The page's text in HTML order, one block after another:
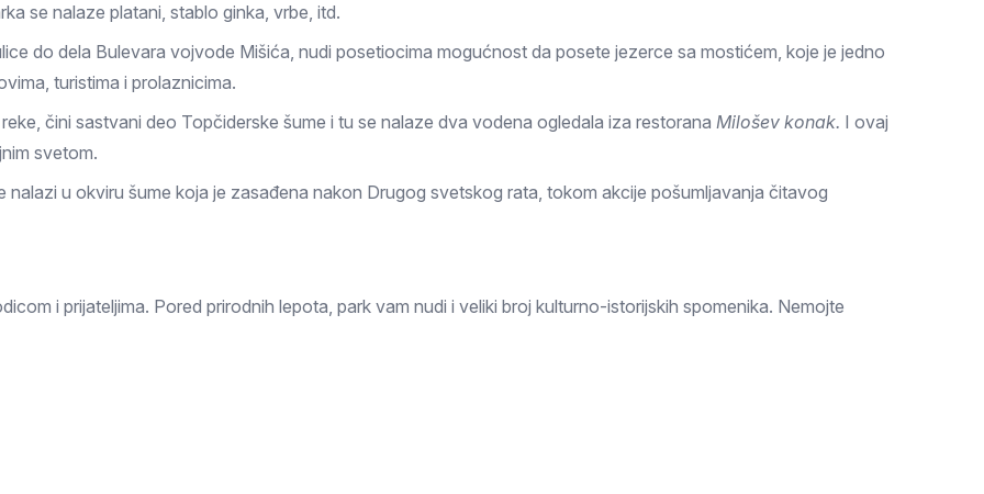
se nalaze platani, stablo ginka, vrbe, itd.
do dela Bulevara vojvode Mišića, nudi posetiocima mogućnost da posete jezerce sa mostićem, koje je jedno
turistima i prolaznicima.
čini sastvani deo Topčiderske šume i tu se nalaze dva vodena ogledala iza restorana Milošev konak. I ovaj
svetom.
nalazi u okviru šume koja je zasađena nakon Drugog svetskog rata, tokom akcije pošumljavanja čitavog
i prijateljima. Pored prirodnih lepota, park vam nudi i veliki broj kulturno-istorijskih spomenika. Nemojte